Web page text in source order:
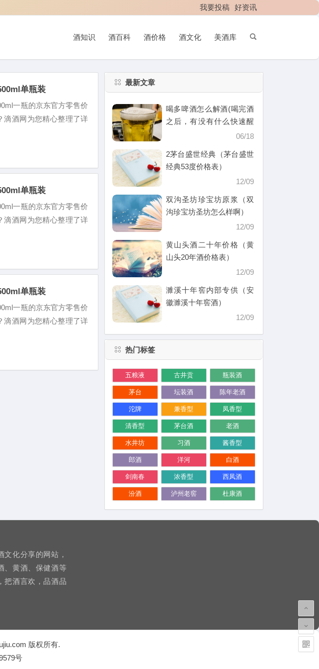
我要投稿 好资讯
酒知识 酒百科 酒价格 酒文化 美酒库
单瓶装
一瓶的京东官方零售价
滴酒网为您精心整理了详
单瓶装
一瓶的京东官方零售价
滴酒网为您精心整理了详
单瓶装
一瓶的京东官方零售价
滴酒网为您精心整理了详
最新文章
喝多啤酒怎么解酒(喝完酒
之后，有没有什么快速醒
06/18
2茅台盛世经典（茅台盛世
经典53度价格表）
12/09
双沟圣坊珍宝坊原浆（双
沟珍宝坊圣坊怎么样啊）
12/09
黄山头酒二十年价格（黄
山头20年酒价格表）
12/09
濉溪十年窖内部专供（安
徽濉溪十年窖酒）
12/09
热门标签
五粮液 古井贡 瓶装酒
茅台 坛装酒 陈年老酒
沱牌 兼香型 凤香型
清香型 茅台酒 老酒
水井坊 习酒 酱香型
郎酒 洋河 白酒
剑南春 浓香型 西凤酒
汾酒 泸州老窖 杜康酒
化分享的网站，
、黄酒、保健酒等
把酒言欢，品酒品
版权所有.
号